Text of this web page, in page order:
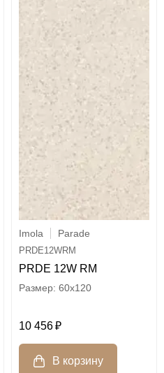
Imola Parade
PRDE12WRM
PRDE 12W RM
60x120
10 456